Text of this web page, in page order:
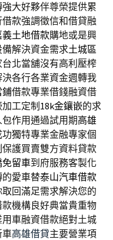
大好夥伴尊榮提供累
款強調徵信和借貸融
義土地借款購地或是興
解決資金需求土城區
北當舖沒有高利壓榨
各行各業資金週轉我
鋪借款專業借錢融資借
工定制 18k金鑲嵌的求
作用通過試用期高雄
獨特專業金融專家個
護買賣雙方資料貸款
免留車到府服務客製化
愛車替泰山汽車借款
回滿足需求解決您的
機構良好典當貴重物
用車融資借款絕對土城
車高雄借貸主要營業項